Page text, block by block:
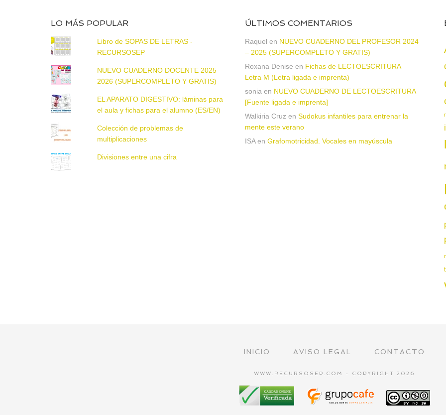
LO MÁS POPULAR
Libro de SOPAS DE LETRAS -
RECURSOSEP
NUEVO CUADERNO DOCENTE 2025 –
2026 (SUPERCOMPLETO Y GRATIS)
EL APARATO DIGESTIVO: láminas para
el aula y fichas para el alumno (ES/EN)
Colección de problemas de
multiplicaciones
Divisiones entre una cifra
ÚLTIMOS COMENTARIOS
Raquel en NUEVO CUADERNO DEL PROFESOR 2024
– 2025 (SUPERCOMPLETO Y GRATIS)
Roxana Denise en Fichas de LECTOESCRITURA –
Letra M (Letra ligada e imprenta)
sonia en NUEVO CUADERNO DE LECTOESCRITURA
[Fuente ligada e imprenta]
Walkiria Cruz en Sudokus infantiles para entrenar la
mente este verano
ISAen Grafomotricidad. Vocales en mayúscula
INICIO AVISO LEGAL CONTACTO
WWW.RECURSOSEP.COM - COPYRIGHT 2026